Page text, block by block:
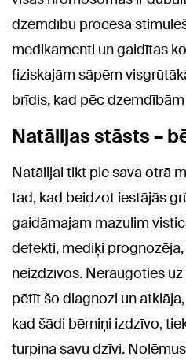
dzemdību procesa
medikamenti un gaidītas
fiziskajām sāpēm
brīdis, kad pēc
Natālijas stāsts –
Natālijai tikt pie sava otrā
tad, kad beidzot iestājās
gaidāmajam mazulim
defekti, mediķi
neizdzīvos. Neraugoties
pētīt šo diagnozi un
kad šādi bērniņi izdzīvo,
turpina savu dzīvi.